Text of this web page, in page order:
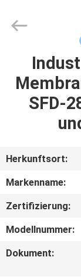
HAUS
UNS
AUSFLUG
SFD-
Herkunftsort:
Markenname:
Zertifizierung:
Modellnummer:
Dokument: